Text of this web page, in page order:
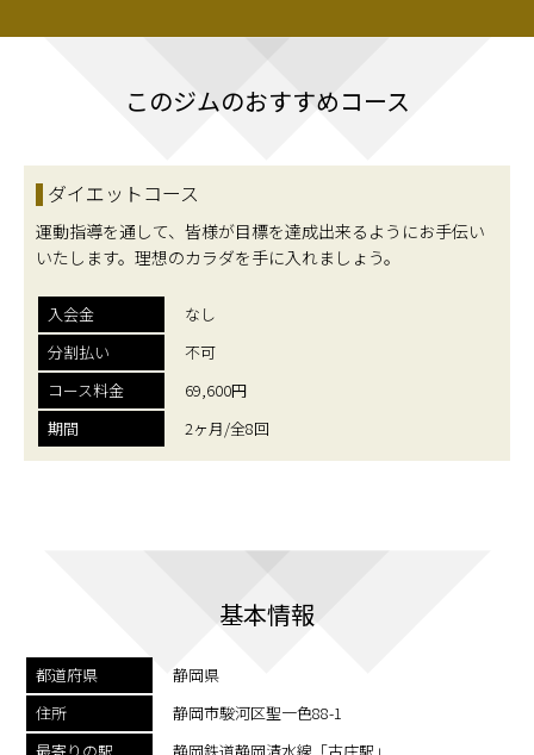
このジムのおすすめコース
ダイエットコース
運動指導を通して、皆様が目標を達成出来るようにお手伝い
いたします。理想のカラダを手に入れましょう。
入会金
なし
分割払い
不可
コース料金
69,600円
期間
2ヶ月/全8回
基本情報
都道府県
静岡県
住所
静岡市駿河区聖一色88-1